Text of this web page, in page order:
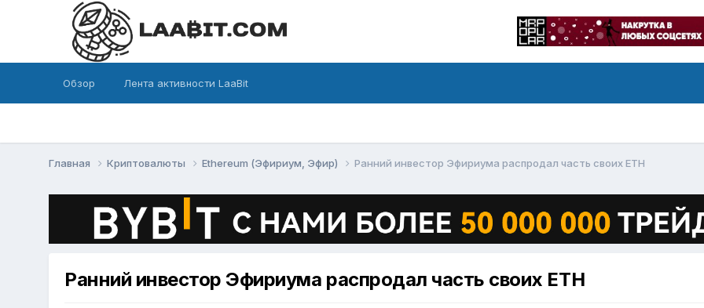
Обзор Лента активности LaaBit
Главная Криптовалюты Ethereum (Эфириум, Эфир) Ранний инвестор Эфириума распродал часть своих ETH
Ранний инвестор Эфириума распродал часть своих ETH